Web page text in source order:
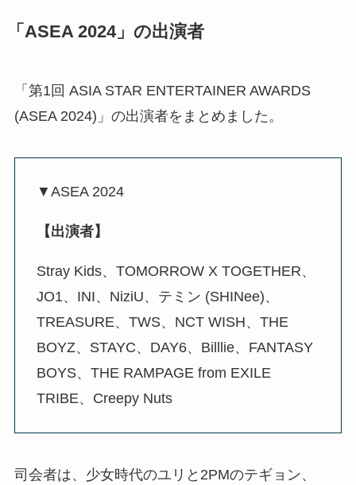
「ASEA 2024」の出演者
「第1回 ASIA STAR ENTERTAINER AWARDS
(ASEA 2024)」の出演者をまとめました。
▼ASEA 2024
【出演者】
Stray Kids、TOMORROW X TOGETHER、
JO1、INI、NiziU、テミン (SHINee)、
TREASURE、TWS、NCT WISH、THE
BOYZ、STAYC、DAY6、Billlie、FANTASY
BOYS、THE RAMPAGE from EXILE
TRIBE、Creepy Nuts
司会者は、少女時代のユリと2PMのテギョン、